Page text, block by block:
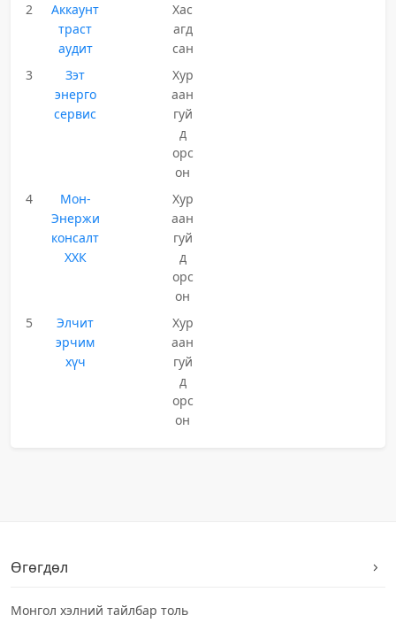
2
Аккаунт
траст
аудит
Хас
агд
сан
3
Зэт
энерго
сервис
Хур
аан
гуй
д
орс
он
4
Мон-
Энержи
консалт
ХХК
Хур
аан
гуй
д
орс
он
5
Элчит
эрчим
хүч
Хур
аан
гуй
д
орс
он
Өгөгдөл
Монгол хэлний тайлбар толь